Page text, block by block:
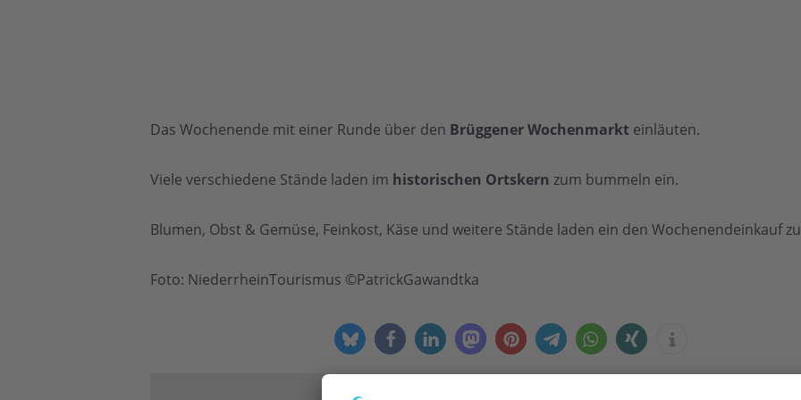
Das Wochenende mit einer Runde über den Brüggener Wochenmarkt einläuten.
Viele verschiedene Stände laden im historischen Ortskern zum bummeln ein.
Blumen, Obst & Gemüse, Feinkost, Käse und weitere Stände laden ein den Wochenendeinkauf
Foto: NiederrheinTourismus ©PatrickGawandtka